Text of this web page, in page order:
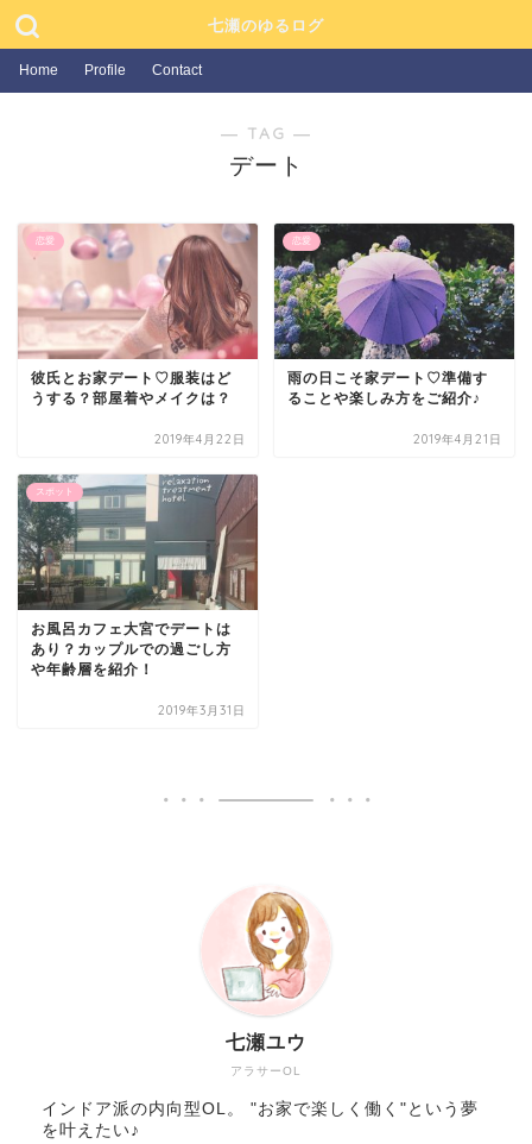
七瀬のゆるログ
Home Profile Contact
― TAG ―
デート
恋愛
彼氏とお家デート♡服装はど
うする？部屋着やメイクは？
2019年4月22日
恋愛
雨の日こそ家デート♡準備す
ることや楽しみ方をご紹介♪
2019年4月21日
スポット
お風呂カフェ大宮でデートは
あり？カップルでの過ごし方
や年齢層を紹介！
2019年3月31日
アラサーOL
七瀬ユウ
インドア派の内向型OL。 "お家で楽しく働く"という夢
を叶えたい♪